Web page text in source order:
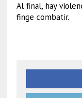
Al final, hay
finge combatir.